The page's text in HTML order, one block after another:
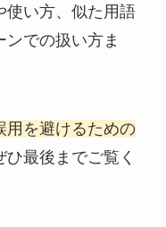
使い方、似た用語
ンでの扱い方ま
用を避けるための
最後までご覧く